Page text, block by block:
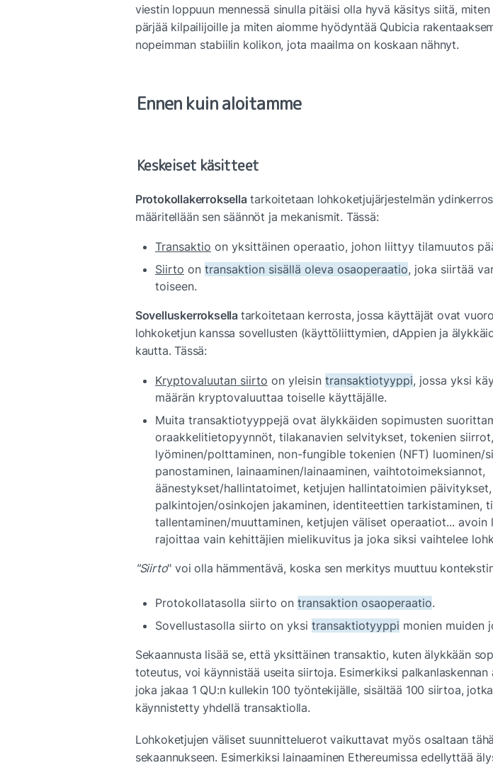
viestin loppuun mennessä sinulla pitäisi olla hyvä käsitys siitä,
pärjää kilpailijoille ja miten aiomme hyödyntää Qubicia
nopeimman stabiilin kolikon, jota maailma on koskaan nähnyt.
Ennen kuin aloitamme
Keskeiset käsitteet
Protokollakerroksella tarkoitetaan lohkoketjujärjestelmän
määritellään sen säännöt ja mekanismit. Tässä:
Transaktio on yksittäinen operaatio, johon liittyy tilamuutos
Siirto on transaktion sisällä oleva osaoperaatio, joka siirtää
toiseen.
Sovelluskerroksella tarkoitetaan kerrosta, jossa käyttäjät ovat
lohkoketjun kanssa sovellusten (käyttöliittymien, dAppien ja
kautta. Tässä:
Kryptovaluutan siirto on yleisin transaktiotyyppi, jossa yksi
määrän kryptovaluuttaa toiselle käyttäjälle.
Muita transaktiotyyppejä ovat älykkäiden sopimusten
oraakkelitietopyynnöt, tilakanavien selvitykset, tokenien
lyöminen/polttaminen, non-fungible tokenien (NFT) luominen/
panostaminen, lainaaminen/lainaaminen, vaihtotoimeksiannot,
äänestykset/hallintatoimet, ketjujen hallintatoimien päivitykset,
palkintojen/osinkojen jakaminen, identiteettien tarkistaminen,
tallentaminen/muuttaminen, ketjujen väliset operaatiot... avoin
rajoittaa vain kehittäjien mielikuvitus ja joka siksi vaihtelee
"Siirto" voi olla hämmentävä, koska sen merkitys muuttuu
Protokollatasolla siirto on transaktion osaoperaatio.
Sovellustasolla siirto on yksi transaktiotyyppi monien muiden
Sekaannusta lisää se, että yksittäinen transaktio, kuten älykkään
toteutus, voi käynnistää useita siirtoja. Esimerkiksi palkanlaskennan
joka jakaa 1 QU:n kullekin 100 työntekijälle, sisältää 100 siirtoa,
käynnistetty yhdellä transaktiolla.
Lohkoketjujen väliset suunnitteluerot vaikuttavat myös osaltaan
sekaannukseen. Esimerkiksi lainaaminen Ethereumissa edellyttää